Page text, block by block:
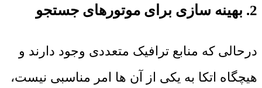
2. بهینه سازی برای موتورهای جستجو
درحالی که منابع ترافیک متعددی وجود دارند و
هیچگاه اتکا به یکی از آن ها امر مناسبی نیست،